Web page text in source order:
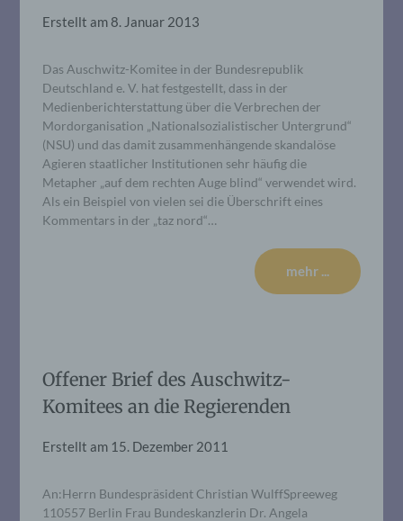
Erstellt am8. Januar 2013
Das Auschwitz-Komitee in der Bundesrepublik
Deutschland e. V. hat festgestellt, dass in der
Medienberichterstattung über die Verbrechen der
Mordorganisation „Nationalsozialistischer Untergrund“
(NSU) und das damit zusammenhängende skandalöse
Agieren staatlicher Institutionen sehr häufig die
Metapher „auf dem rechten Auge blind“ verwendet wird.
Als ein Beispiel von vielen sei die Überschrift eines
Kommentars in der „taz nord“…
mehr ...
Offener Brief des Auschwitz-
Komitees an die Regierenden
Erstellt am 15. Dezember 2011
An:Herrn Bundespräsident Christian WulffSpreeweg
110557 Berlin Frau Bundeskanzlerin Dr. Angela